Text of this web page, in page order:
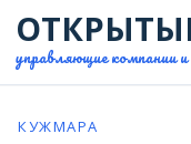
управляющие
КУЖМАРА